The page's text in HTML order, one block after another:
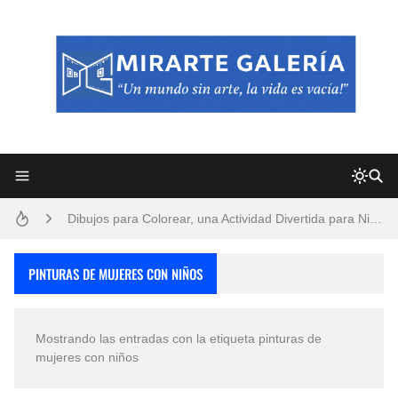
San Valentín Dibujos a Lápiz del 14 de Febrero
PINTURAS DE MUJERES CON NIÑOS
Mostrando las entradas con la etiqueta pinturas de
mujeres con niños